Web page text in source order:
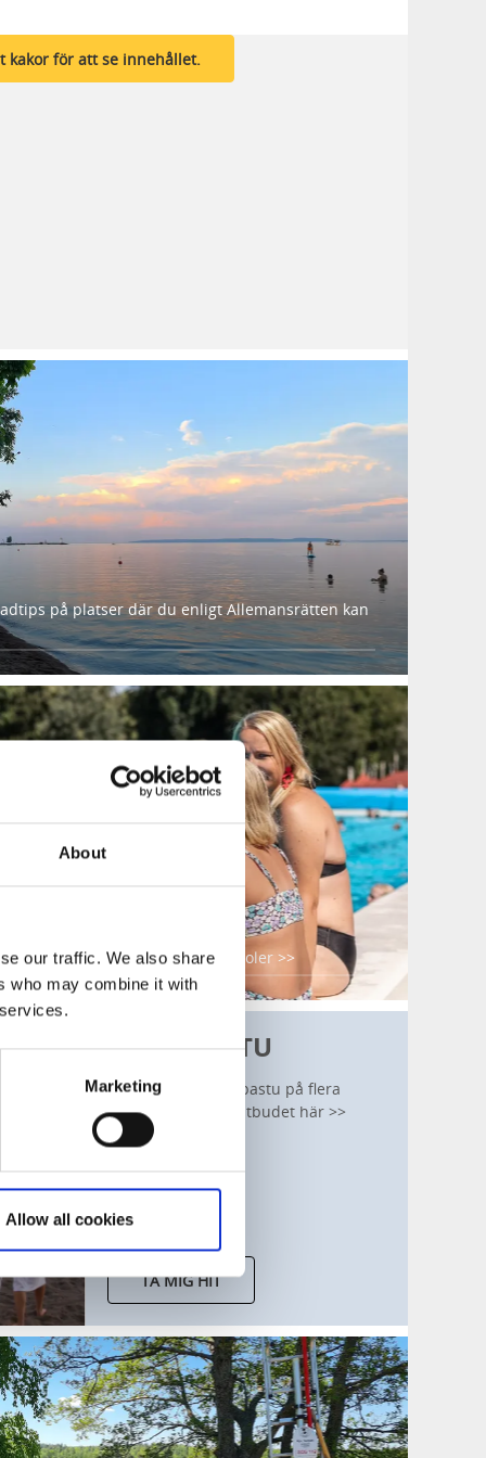
About
our traffic. We also share
who may combine it with
Marketing
Allow all cookies
kakor för att se innehållet.
på platser där du enligt Allemansrätten kan
bada gratis i utomhuspooler >>
BADA BASTU
I Hjo kan du bada bastu på flera
platser. Ta del av utbudet här >>
TA MIG HIT